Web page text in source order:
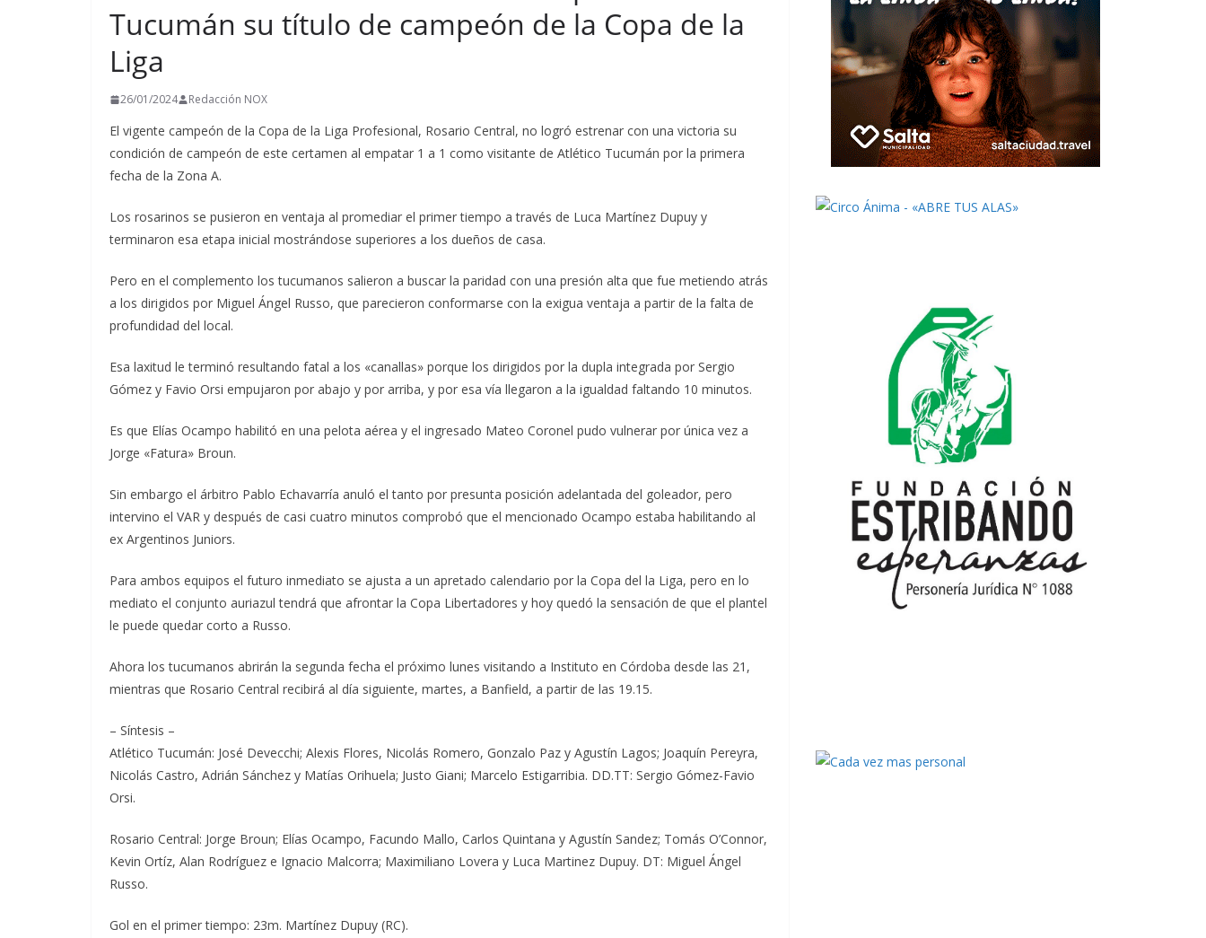
Tucumán su título de campeón de la Copa de la
Liga
26/01/2024 Redacción NOX
El vigente campeón de la Copa de la Liga Profesional, Rosario Central, no logró estrenar con una victoria su
condición de campeón de este certamen al empatar 1 a 1 como visitante de Atlético Tucumán por la primera
fecha de la Zona A.
Los rosarinos se pusieron en ventaja al promediar el primer tiempo a través de Luca Martínez Dupuy y
terminaron esa etapa inicial mostrándose superiores a los dueños de casa.
Pero en el complemento los tucumanos salieron a buscar la paridad con una presión alta que fue metiendo atrás
a los dirigidos por Miguel Ángel Russo, que parecieron conformarse con la exigua ventaja a partir de la falta de
profundidad del local.
Esa laxitud le terminó resultando fatal a los «canallas» porque los dirigidos por la dupla integrada por Sergio
Gómez y Favio Orsi empujaron por abajo y por arriba, y por esa vía llegaron a la igualdad faltando 10 minutos.
Es que Elías Ocampo habilitó en una pelota aérea y el ingresado Mateo Coronel pudo vulnerar por única vez a
Jorge «Fatura» Broun.
Sin embargo el árbitro Pablo Echavarría anuló el tanto por presunta posición adelantada del goleador, pero
intervino el VAR y después de casi cuatro minutos comprobó que el mencionado Ocampo estaba habilitando al
ex Argentinos Juniors.
Para ambos equipos el futuro inmediato se ajusta a un apretado calendario por la Copa del la Liga, pero en lo
mediato el conjunto auriazul tendrá que afrontar la Copa Libertadores y hoy quedó la sensación de que el plantel
le puede quedar corto a Russo.
Ahora los tucumanos abrirán la segunda fecha el próximo lunes visitando a Instituto en Córdoba desde las 21,
mientras que Rosario Central recibirá al día siguiente, martes, a Banfield, a partir de las 19.15.
– Síntesis –
Atlético Tucumán: José Devecchi; Alexis Flores, Nicolás Romero, Gonzalo Paz y Agustín Lagos; Joaquín Pereyra,
Nicolás Castro, Adrián Sánchez y Matías Orihuela; Justo Giani; Marcelo Estigarribia. DD.TT: Sergio Gómez-Favio
Orsi.
Rosario Central: Jorge Broun; Elías Ocampo, Facundo Mallo, Carlos Quintana y Agustín Sandez; Tomás O’Connor,
Kevin Ortíz, Alan Rodríguez e Ignacio Malcorra; Maximiliano Lovera y Luca Martinez Dupuy. DT: Miguel Ángel
Russo.
Gol en el primer tiempo: 23m. Martínez Dupuy (RC).